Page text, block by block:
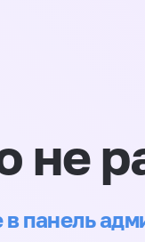
не
в панель